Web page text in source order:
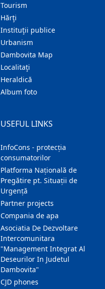
Tourism
Hărţi
Instituţii publice
Urbanism
Dambovita Map
Localitaţi
Heraldică
Album foto
USEFUL LINKS
InfoCons - protecția
consumatorilor
Platforma Națională de
Pregătire pt. Situații de
Urgență
Partner projects
Compania de apa
Asociatia De Dezvoltare
Intercomunitara
"Management Integrat Al
Deseurilor In Judetul
Dambovita"
CJD phones